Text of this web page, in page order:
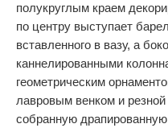
полукруглым краем
по центру выступает
вставленного в вазу, а
каннелированными
геометрическим
лавровым венком и
собранную